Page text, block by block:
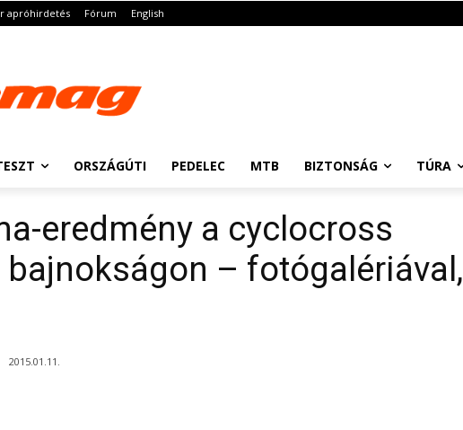
apróhirdetés Fórum English
ORSZÁGÚTI PEDELEC MTB BIZTONSÁG TÚRA
eredmény a cyclocross
– fotógalériával,
2015.01.11.